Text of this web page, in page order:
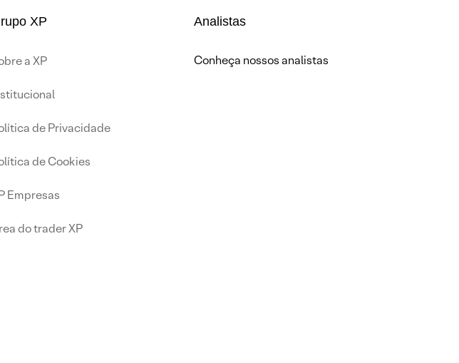
XP
a XP
de Privacidade
de Cookies
Empresas
do trader XP
Analistas
Conheça nossos analistas